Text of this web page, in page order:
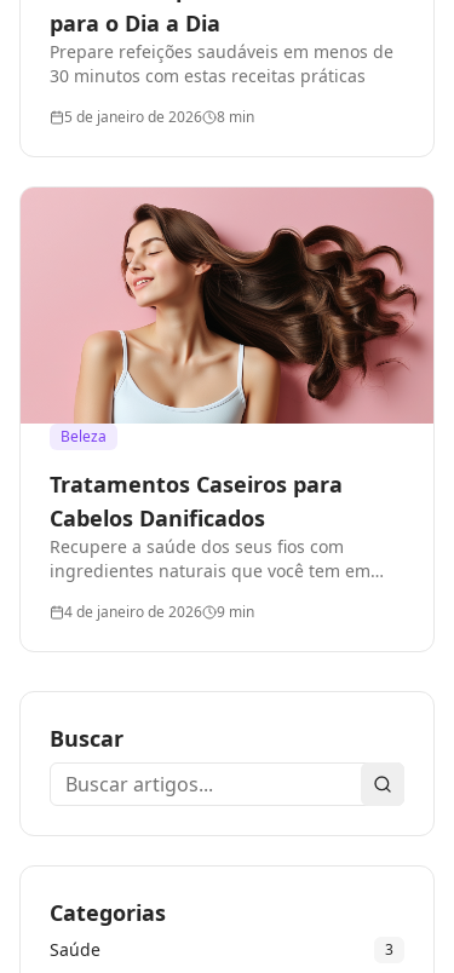
para o Dia a Dia
Prepare refeições saudáveis em menos de
30 minutos com estas receitas práticas
5 de janeiro de 2026 8 min
Beleza
Tratamentos Caseiros para
Cabelos Danificados
Recupere a saúde dos seus fios com
ingredientes naturais que você tem em
4 de janeiro de 2026 9 min
Buscar
Buscar
Categorias
Saúde 3